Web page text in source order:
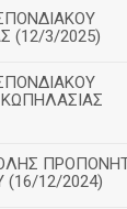
(12/3/2025)
12/2024)